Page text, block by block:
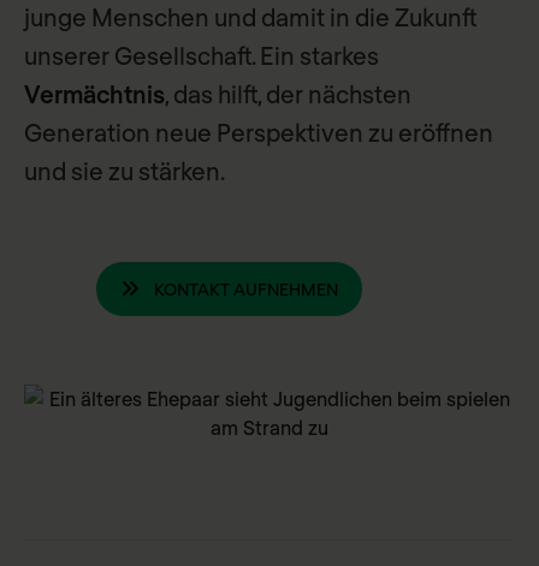
junge Menschen und damit in die Zukunft
unserer Gesellschaft. Ein starkes
Vermächtnis , das hilft, der nächsten
Generation neue Perspektiven zu eröffnen
und sie zu stärken.
KONTAKT AUFNEHMEN